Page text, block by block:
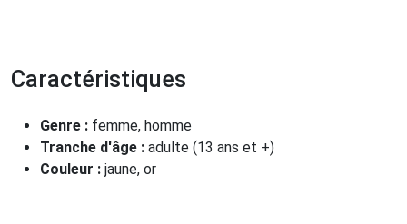
Caractéristiques
Genre : femme, homme
Tranche d'âge : adulte (13 ans et +)
Couleur : jaune, or